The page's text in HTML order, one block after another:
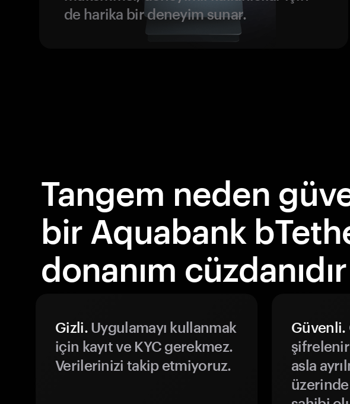
de harika bir deneyim sunar.
Tangem neden
bir Aquabank
donanım cüzdanıdır
Gizli.Uygulamayı kullanmak
için kayıt ve KYC gerekmez.
Verilerinizi takip etmiyoruz.
Güvenli.
şifrelenir
asla